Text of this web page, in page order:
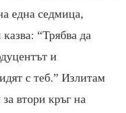
една седмица,
“Трябва да
и
с теб.” Излитам
втори кръг на